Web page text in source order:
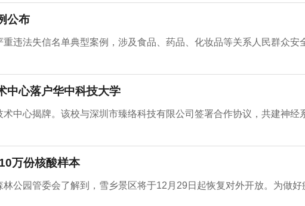
公布
违法失信名单典型案例，涉及食品、药品、化妆品等关系人民群众安
中心落户华中科技大学
中心揭牌。该校与深圳市臻络科技有限公司签署合作协议，共建神经
万份核酸样本
公园管委会了解到，雪乡景区将于12月29日起恢复对外开放。为做好